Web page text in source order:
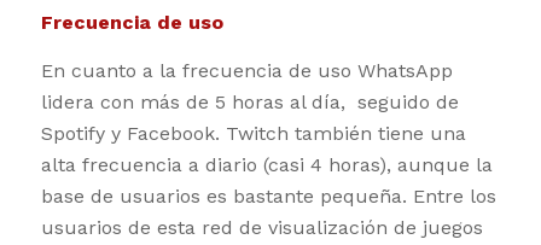
Frecuencia de uso
En cuanto a la frecuencia de uso WhatsApp
lidera con más de 5 horas al día, seguido de
Spotify y Facebook. Twitch también tiene una
alta frecuencia a diario (casi 4 horas), aunque la
base de usuarios es bastante pequeña. Entre los
usuarios de esta red de visualización de juegos